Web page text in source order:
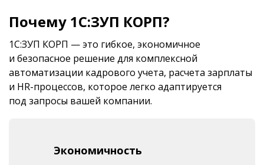
Почему 1С:ЗУП КОРП?
1С:ЗУП КОРП — это гибкое, экономичное
и безопасное решение для комплексной
автоматизации кадрового учета, расчета зарплаты
и HR-процессов, которое легко адаптируется
под запросы вашей компании.
Экономичность